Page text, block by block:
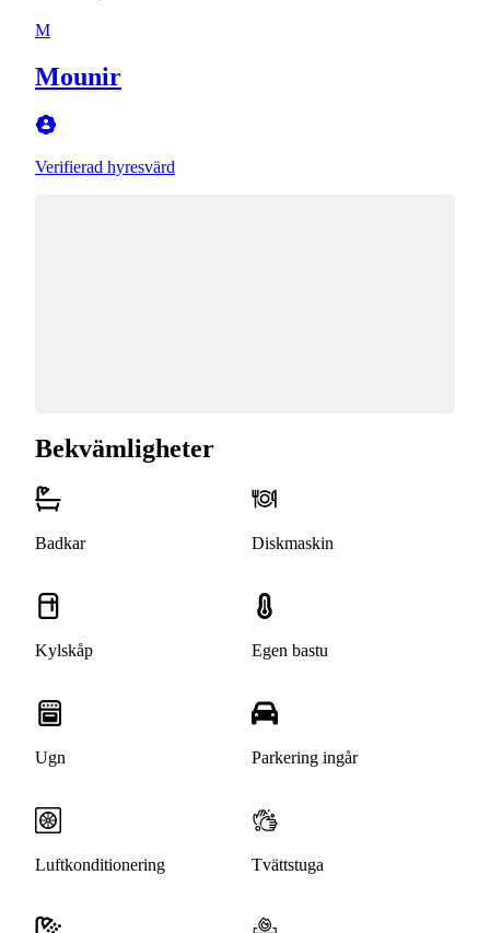
M
Mounir
Verifierad hyresvärd
Bekvämligheter
Badkar Diskmaskin
Kylskåp Egen bastu
Ugn Parkering ingår
Luftkonditionering Tvättstuga